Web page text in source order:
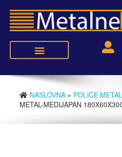
NASLOVNA » POLICE
METAL-MEDIJAPAN